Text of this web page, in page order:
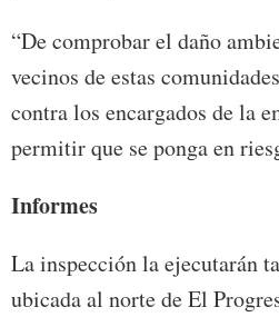
“De comprobar el daño
vecinos de estas
contra los encargados de la
permitir que se ponga en
Informes
La inspección la ejecutarán
ubicada al norte de El